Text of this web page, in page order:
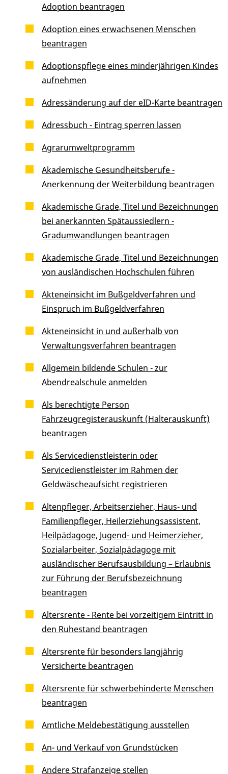
Adoption beantragen
Adoption eines erwachsenen Menschen
beantragen
Adoptionspflege eines minderjährigen Kindes
aufnehmen
Adressänderung auf der eID-Karte beantragen
Adressbuch - Eintrag sperren lassen
Agrarumweltprogramm
Akademische Gesundheitsberufe -
Anerkennung der Weiterbildung beantragen
Akademische Grade, Titel und Bezeichnungen
bei anerkannten Spätaussiedlern -
Gradumwandlungen beantragen
Akademische Grade, Titel und Bezeichnungen
von ausländischen Hochschulen führen
Akteneinsicht im Bußgeldverfahren und
Einspruch im Bußgeldverfahren
Akteneinsicht in und außerhalb von
Verwaltungsverfahren beantragen
Allgemein bildende Schulen - zur
Abendrealschule anmelden
Als berechtigte Person
Fahrzeugregisterauskunft (Halterauskunft)
beantragen
Als Servicedienstleisterin oder
Servicedienstleister im Rahmen der
Geldwäscheaufsicht registrieren
Altenpfleger, Arbeitserzieher, Haus- und
Familienpfleger, Heilerziehungsassistent,
Heilpädagoge, Jugend- und Heimerzieher,
Sozialarbeiter, Sozialpädagoge mit
ausländischer Berufsausbildung – Erlaubnis
zur Führung der Berufsbezeichnung
beantragen
Altersrente - Rente bei vorzeitigem Eintritt in
den Ruhestand beantragen
Altersrente für besonders langjährig
Versicherte beantragen
Altersrente für schwerbehinderte Menschen
beantragen
Amtliche Meldebestätigung ausstellen
An- und Verkauf von Grundstücken
Andere Strafanzeige stellen